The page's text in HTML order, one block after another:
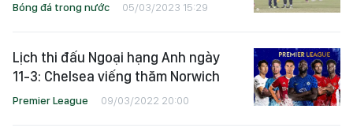
Bóng đá trong nước 05/03/2023 15:29
Lịch thi đấu Ngoại hạng Anh ngày
11-3: Chelsea viếng thăm Norwich
Premier League 09/03/2022 20:00